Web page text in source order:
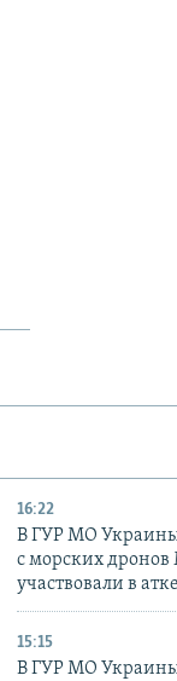
16:22
В ГУР МО
с морских дронов
участвовали в
15:15
В ГУР МО Украины